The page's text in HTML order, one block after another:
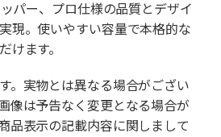
パー、プロ仕様の品質とデザイ
現。使いやすい容量で本格的な
けます。
。実物とは異なる場合がござい
像は予告なく変更となる場合が
品表示の記載内容に関しまして